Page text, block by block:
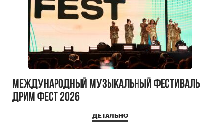
Международный музыкальный фестиваль
ДРИМ ФЕСТ 2026
ДЕТАЛЬНО